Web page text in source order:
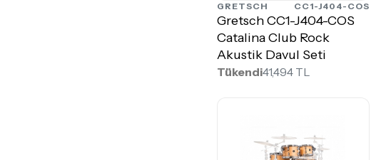
GRETSCH CC1-J404-COS
Gretsch CC1-J404-COS
Catalina Club Rock
Akustik Davul Seti
Tükendi41,494 TL